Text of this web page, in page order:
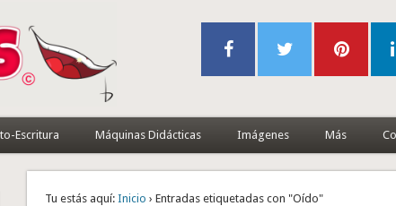
Escritura Máquinas Didácticas Imágenes Más
Tu estás aquí: Inicio › Entradas etiquetadas con "Oído"